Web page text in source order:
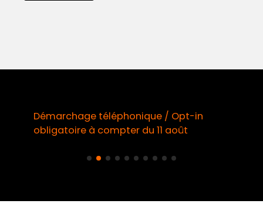
Démarchage téléphonique / Opt-in
obligatoire à compter du 11 août